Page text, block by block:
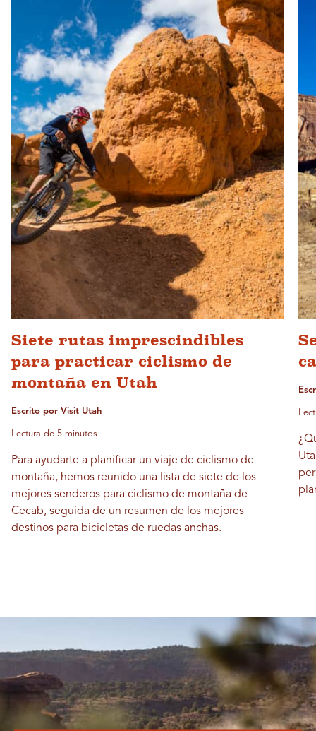
Siete rutas imprescindibles
para practicar ciclismo de
montaña en Utah
Escrito por Visit Utah
Lectura de 5 minutos
Para ayudarte a planificar un viaje de ciclismo de
montaña, hemos reunido una lista de siete de los
mejores senderos para ciclismo de montaña de
Cecab, seguida de un resumen de los mejores
destinos para bicicletas de ruedas anchas.